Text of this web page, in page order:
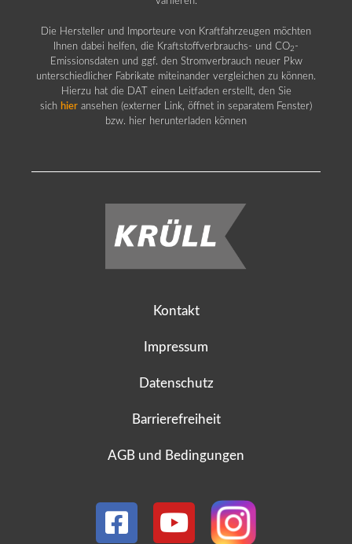
Die Hersteller und Importeure von Kraftfahrzeugen möchten
Ihnen dabei helfen, die Kraftstoffverbrauchs- und CO2 -
Emissionsdaten und ggf. den Stromverbrauch neuer Pkw
unterschiedlicher Fabrikate miteinander vergleichen zu können.
Hierzu hat die DAT einen Leitfaden erstellt, den Sie
sich hier ansehen (externer Link, öffnet in separatem Fenster)
bzw. hier herunterladen können
Kontakt
Impressum
Datenschutz
Barrierefreiheit
AGB und Bedingungen